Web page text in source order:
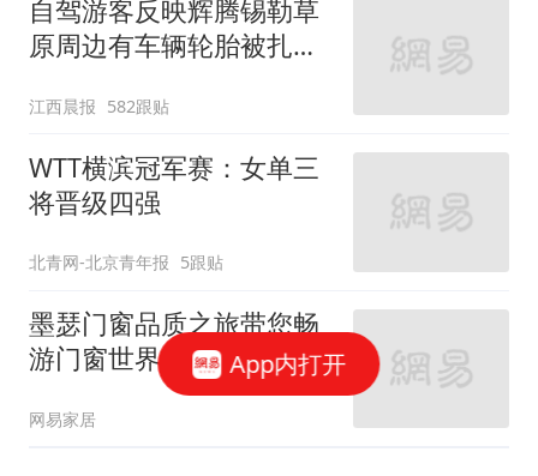
自驾游客反映辉腾锡勒草
原周边有车辆轮胎被扎，
元，官方发布情况通报
江西晨报 582跟贴
WTT横滨冠军赛：女单三
将晋级四强
北青网-北京青年报 5跟贴
墨瑟门窗品质之旅带您畅
游门窗世界 享受工厂价
网易家居
App内打开